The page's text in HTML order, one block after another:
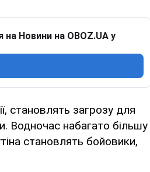
на Новини на OBOZ.UA у
становлять загрозу для
Водночас набагато більшу
становлять бойовики,